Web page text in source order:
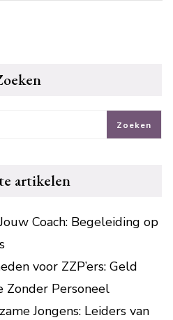
Zoeken
artikelen
Coach: Begeleiding op
voor ZZP’ers: Geld
Zonder Personeel
Jongens: Leiders van